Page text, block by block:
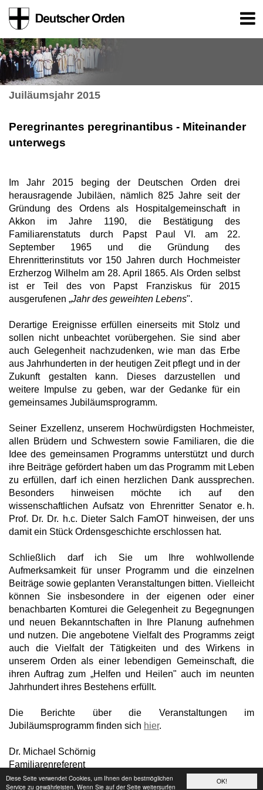
OK!
Diese Seite verwendet Cookies, um Ihnen den bestmöglichen
Service zu gewährleisten. Wenn Sie auf der Seite weitersurfen
Juiläumsjahr 2015
Peregrinantes peregrinantibus - Miteinander
unterwegs
Im Jahr 2015 beging der Deutschen Orden drei
herausragende Jubiläen, nämlich 825 Jahre seit der
Gründung des Ordens als Hospitalgemeinschaft in
Akkon im Jahre 1190, die Bestätigung des
Familiarenstatuts durch Papst Paul VI. am 22.
September 1965 und die Gründung des
Ehrenritterinstituts vor 150 Jahren durch Hochmeister
Erzherzog Wilhelm am 28. April 1865. Als Orden selbst
ist er Teil des von Papst Franziskus für 2015
ausgerufenen „Jahr des geweihten Lebens".
Derartige Ereignisse erfüllen einerseits mit Stolz und
sollen nicht unbeachtet vorübergehen. Sie sind aber
auch Gelegenheit nachzudenken, wie man das Erbe
aus Jahrhunderten in der heutigen Zeit pflegt und in der
Zukunft gestalten kann. Dieses darzustellen und
weitere Impulse zu geben, war der Gedanke für ein
gemeinsames Jubiläumsprogramm.
Seiner Exzellenz, unserem Hochwürdigsten Hochmeister,
allen Brüdern und Schwestern sowie Familiaren, die die
Idee des gemeinsamen Programms unterstützt und durch
ihre Beiträge gefördert haben um das Programm mit Leben
zu erfüllen, darf ich einen herzlichen Dank aussprechen.
Besonders hinweisen möchte ich auf den
wissenschaftlichen Aufsatz von Ehrenritter Senator e. h.
Prof. Dr. Dr. h.c. Dieter Salch FamOT hinweisen, der uns
damit ein Stück Ordensgeschichte erschlossen hat.
Schließlich darf ich Sie um Ihre wohlwollende
Aufmerksamkeit für unser Programm und die einzelnen
Beiträge sowie geplanten Veranstaltungen bitten. Vielleicht
können Sie insbesondere in der eigenen oder einer
benachbarten Komturei die Gelegenheit zu Begegnungen
und neuen Bekanntschaften in Ihre Planung aufnehmen
und nutzen. Die angebotene Vielfalt des Programms zeigt
auch die Vielfalt der Tätigkeiten und des Wirkens in
unserem Orden als einer lebendigen Gemeinschaft, die
ihren Auftrag zum „Helfen und Heilen" auch im neunten
Jahrhundert ihres Bestehens erfüllt.
Die Berichte über die Veranstaltungen im
Jubiläumsprogramm finden sich hier.
Dr. Michael Schörnig
Familiarenreferent
Stv. Balleimeister